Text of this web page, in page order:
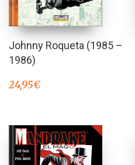
Johnny Roqueta (1985 –
1986)
24,95€